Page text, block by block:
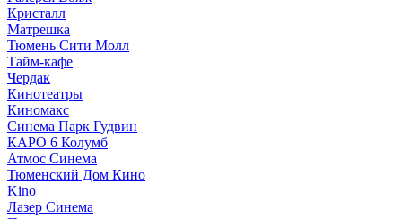
Кристалл
Матрешка
Тюмень Сити Молл
Тайм-кафе
Чердак
Кинотеатры
Киномакс
Синема Парк Гудвин
КАРО 6 Колумб
Атмос Синема
Тюменский Дом Кино
Kino
Лазер Синема